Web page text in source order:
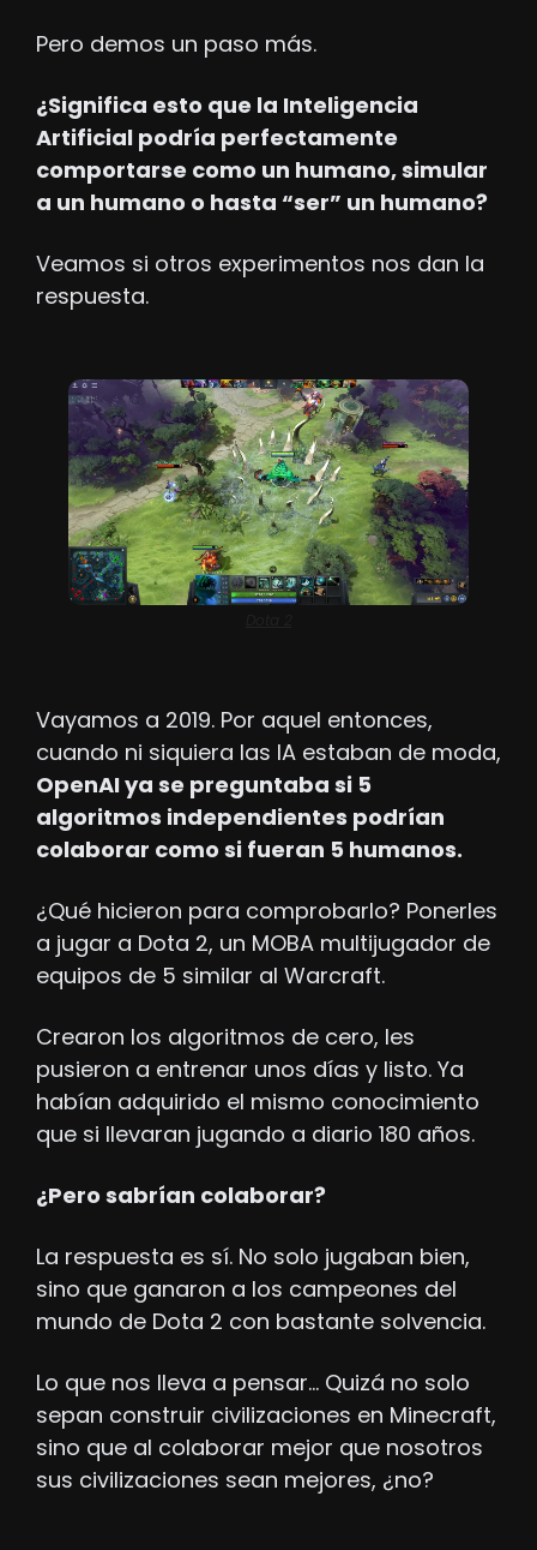
Pero demos un paso más.
¿Significa esto que la Inteligencia
Artificial podría perfectamente
comportarse como un humano, simular
a un humano o hasta “ser” un humano?
Veamos si otros experimentos nos dan la
respuesta.
Vayamos a 2019. Por aquel entonces,
OpenAI ya se preguntaba si 5
algoritmos independientes podrían
colaborar como si fueran 5 humanos.
¿Qué hicieron para comprobarlo? Ponerles
a jugar a Dota 2, un MOBA multijugador de
equipos de 5 similar al Warcraft.
Crearon los algoritmos de cero, les
pusieron a entrenar unos días y listo. Ya
habían adquirido el mismo conocimiento
que si llevaran jugando a diario 180 años.
¿Pero sabrían colaborar?
La respuesta es sí. No solo jugaban bien,
sino que ganaron a los campeones del
mundo de Dota 2 con bastante solvencia.
Lo que nos lleva a pensar… Quizá no solo
sepan construir civilizaciones en Minecraft,
sino que al colaborar mejor que nosotros
sus civilizaciones sean mejores, ¿no?